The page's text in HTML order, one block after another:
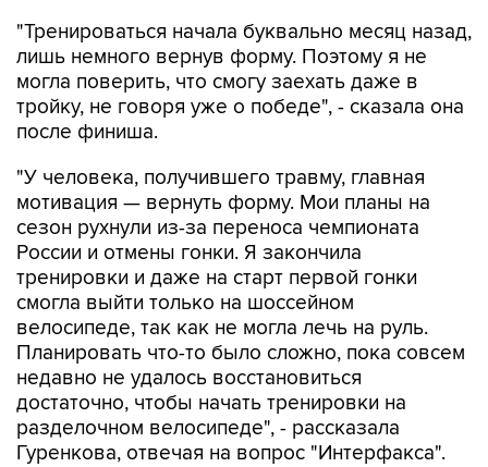
"Тренироваться начала буквально месяц назад,
лишь немного вернув форму. Поэтому я не
могла поверить, что смогу заехать даже в
тройку, не говоря уже о победе", - сказала она
после финиша.
"У человека, получившего травму, главная
мотивация — вернуть форму. Мои планы на
сезон рухнули из-за переноса чемпионата
России и отмены гонки. Я закончила
тренировки и даже на старт первой гонки
смогла выйти только на шоссейном
велосипеде, так как не могла лечь на руль.
Планировать что-то было сложно, пока совсем
недавно не удалось восстановиться
достаточно, чтобы начать тренировки на
разделочном велосипеде", - рассказала
Гуренкова, отвечая на вопрос "Интерфакса".